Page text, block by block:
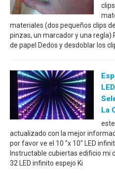
materiales (dos pequeños clips
pinzas, un marcador y una
de papel Dedos y desdoblar los
La
actualizado con la mejor
por favor ve el 10 "x 10" LED
Instructable cubiertas edificio mi
32 LED infinito espejo Ki